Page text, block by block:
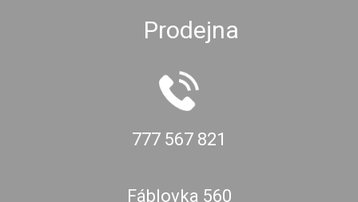
Prodejna
777 567 821
Fáblovka 560